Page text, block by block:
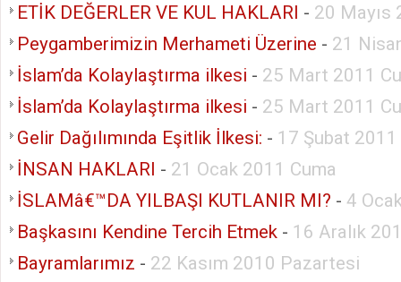
ETİK DEĞERLER VE KUL HAKLARI - 20 Mayıs
Peygamberimizin Merhameti Üzerine - 21
İslam’da Kolaylaştırma ilkesi - 25 Mart 2011
İslam’da Kolaylaştırma ilkesi - 25 Mart 2011
Gelir Dağılımında Eşitlik İlkesi: - 17 Şubat
İNSAN HAKLARI - 21 Ocak 2011 Cuma
İSLAMâ€™DA YILBAŞI KUTLANIR MI? - 4
Başkasını Kendine Tercih Etmek - 16 Aralık
Bayramlarımız - 22 Kasım 2010 Pazartesi